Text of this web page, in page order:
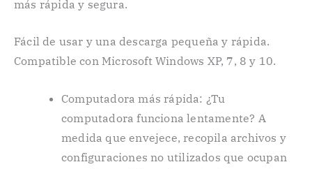
más rápida y segura.
Fácil de usar y una descarga pequeña y rápida.
Compatible con Microsoft Windows XP, 7, 8 y 10.
Computadora más rápida: ¿Tu
computadora funciona lentamente? A
medida que envejece, recopila archivos y
configuraciones no utilizados que ocupan